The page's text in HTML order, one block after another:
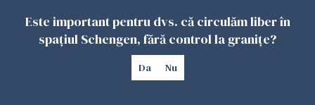
Este important pentru dvs. că circulăm liber în
spațiul Schengen, fără control la granițe?
Da Nu